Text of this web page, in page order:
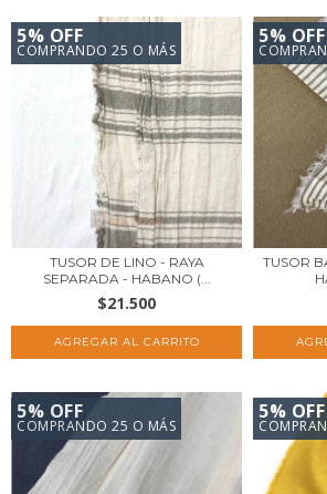
5% OFF
COMPRANDO 25 O MÁS
TUSOR DE LINO - RAYA
SEPARADA - HABANO (...
$21.500
5% OFF
TUSOR
5% OFF
COMPRANDO 25 O MÁS
5% OFF